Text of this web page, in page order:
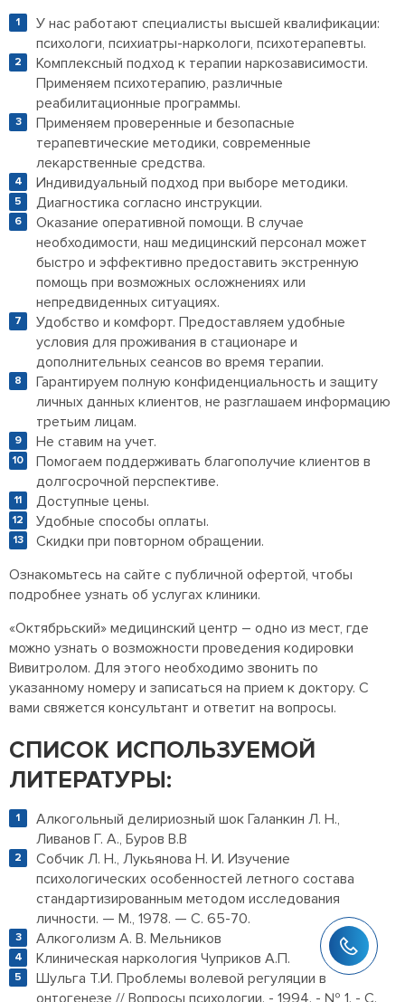
У нас работают специалисты высшей квалификации:
психологи, психиатры-наркологи, психотерапевты.
Комплексный подход к терапии наркозависимости.
Применяем психотерапию, различные
реабилитационные программы.
Применяем проверенные и безопасные
терапевтические методики, современные
лекарственные средства.
Индивидуальный подход при выборе методики.
Диагностика согласно инструкции.
Оказание оперативной помощи. В случае
необходимости, наш медицинский персонал может
быстро и эффективно предоставить экстренную
помощь при возможных осложнениях или
непредвиденных ситуациях.
Удобство и комфорт. Предоставляем удобные
условия для проживания в стационаре и
дополнительных сеансов во время терапии.
Гарантируем полную конфиденциальность и защиту
личных данных клиентов, не разглашаем информацию
третьим лицам.
Не ставим на учет.
Помогаем поддерживать благополучие клиентов в
долгосрочной перспективе.
Доступные цены.
Удобные способы оплаты.
Скидки при повторном обращении.
Ознакомьтесь на сайте с публичной офертой, чтобы
подробнее узнать об услугах клиники.
«Октябрьский» медицинский центр – одно из мест, где
можно узнать о возможности проведения кодировки
Вивитролом. Для этого необходимо звонить по
указанному номеру и записаться на прием к доктору. С
вами свяжется консультант и ответит на вопросы.
СПИСОК ИСПОЛЬЗУЕМОЙ
ЛИТЕРАТУРЫ:
Алкогольный делириозный шок Галанкин Л. Н.,
Ливанов Г. А., Буров В.В
Собчик Л. Н., Лукьянова Н. И. Изучение
психологических особенностей летного состава
стандартизированным методом исследования
личности. — М., 1978. — С. 65-70.
Алкоголизм А. В. Мельников
Клиническая наркология Чуприков А.П.
Шульга Т.И. Проблемы волевой регуляции в
онтогенезе // Вопросы психологии. - 1994. - № 1. - С.